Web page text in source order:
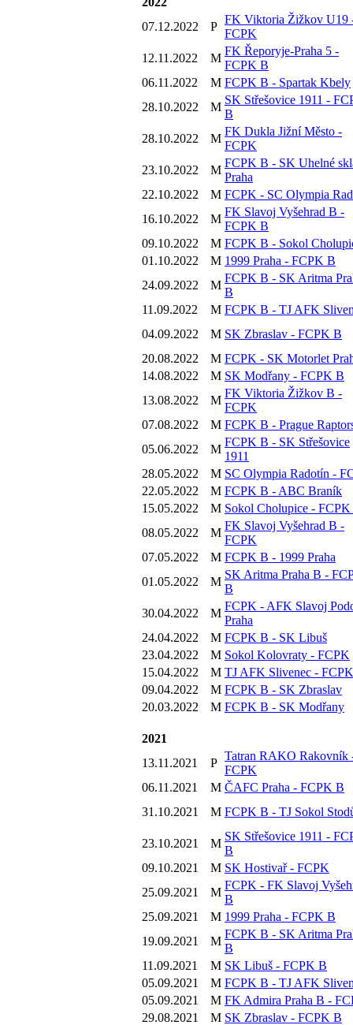
07.12.2022
P
FK Viktoria Žižkov U19
FCPK
12.11.2022
M
FK Řeporyje-Praha 5 -
FCPK B
06.11.2022
M FCPK B - Spartak Kbely
28.10.2022
M
SK Střešovice 1911 -
B
28.10.2022
M
FK Dukla Jižní Město -
FCPK
23.10.2022
M
FCPK B - SK Uhelné
Praha
22.10.2022
M FCPK - SC Olympia
16.10.2022
M
FK Slavoj Vyšehrad B -
FCPK B
09.10.2022
M FCPK B - Sokol
01.10.2022
M 1999 Praha - FCPK B
24.09.2022
M
FCPK B - SK Aritma
B
11.09.2022
M FCPK B - TJ AFK
04.09.2022
M SK Zbraslav - FCPK B
20.08.2022
M FCPK - SK Motorlet
14.08.2022
M SK Modřany - FCPK B
13.08.2022
M
FK Viktoria Žižkov B -
FCPK
07.08.2022
M FCPK B - Prague
05.06.2022
M
FCPK B - SK Střešovice
1911
28.05.2022
M SC Olympia Radotín -
22.05.2022
M FCPK B - ABC Braník
15.05.2022
M Sokol Cholupice -
08.05.2022
M
FK Slavoj Vyšehrad B -
FCPK
07.05.2022
M FCPK B - 1999 Praha
01.05.2022
M
SK Aritma Praha B -
B
30.04.2022
M
FCPK - AFK Slavoj
Praha
24.04.2022
M FCPK B - SK Libuš
23.04.2022
M Sokol Kolovraty - FCPK
15.04.2022
M TJ AFK Slivenec -
09.04.2022
M FCPK B - SK Zbraslav
20.03.2022
M FCPK B - SK Modřany
2021
13.11.2021
P
Tatran RAKO Rakovník
FCPK
06.11.2021
M ČAFC Praha - FCPK B
31.10.2021
M FCPK B - TJ Sokol
23.10.2021 M
SK Střešovice 1911 -
B
09.10.2021
M SK Hostivař - FCPK
25.09.2021
M
FCPK - FK Slavoj
B
25.09.2021
M 1999 Praha - FCPK B
19.09.2021
M
FCPK B - SK Aritma
B
11.09.2021
M SK Libuš - FCPK B
05.09.2021
M FCPK B - TJ AFK
05.09.2021
M FK Admira Praha B -
29.08.2021
M SK Zbraslav - FCPK B